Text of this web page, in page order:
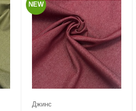
NEW
Джинс